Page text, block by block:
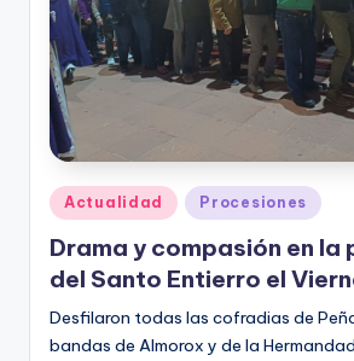
Publicado
en
Actualidad Procesiones
Drama y compasión en la
del Santo Entierro el
Desfilaron todas las cofradias de
bandas de Almorox y de la